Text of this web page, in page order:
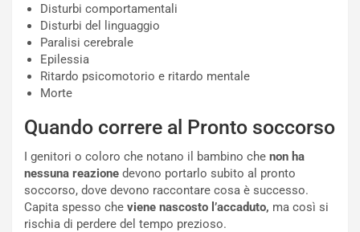
Disturbi comportamentali
Disturbi del linguaggio
Paralisi cerebrale
Epilessia
Ritardo psicomotorio e ritardo mentale
Morte
Quando correre al Pronto soccorso
I genitori o coloro che notano il bambino che non ha
nessuna reazione devono portarlo subito al pronto
soccorso, dove devono raccontare cosa è successo.
Capita spesso che viene nascosto l’accaduto, ma così si
rischia di perdere del tempo prezioso.